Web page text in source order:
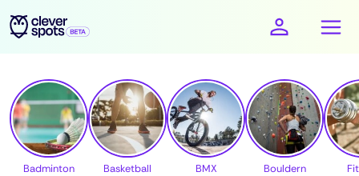
cleverspots - Sport
Badminton Basketball BMX Bouldern